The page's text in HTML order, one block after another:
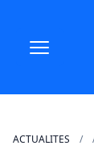
ACTUALITES